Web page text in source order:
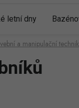
letní dny
a manipulační